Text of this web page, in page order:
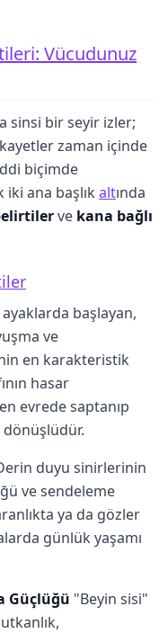
Vücudunuz
sinsi bir seyir izler;
zaman içinde
biçimde
ana başlık altında
ve kana bağlı
ayaklarda başlayan,
ve
en karakteristik
hasar
evrede saptanıp
duyu sinirlerinin
ve sendeleme
ya da gözler
günlük yaşamı
Güçlüğü "Beyin sisi"